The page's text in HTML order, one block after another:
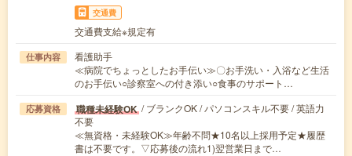
交通費
交通費支給※規定有
仕事内容
看護助手
≪病院でちょっとしたお手伝い≫〇お手洗い・入浴など生活
のお手伝い○診察室への付き添い○食事のサポート…
応募資格 職種未経験OK / ブランクOK / パソコンスキル不要 / 英語力
不要
≪無資格・未経験OK≫年齢不問★10名以上採用予定★履歴
書は不要です。▽応募後の流れ1)翌営業日まで…